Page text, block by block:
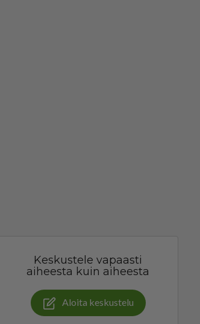
Keskustele vapaasti
aiheesta kuin aiheesta
Aloita keskustelu